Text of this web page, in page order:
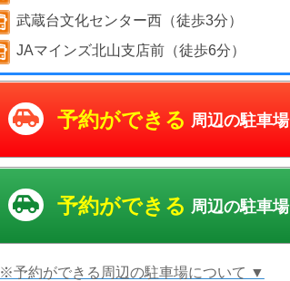
武蔵台文化センター西（徒歩3分）
JAマインズ北山支店前（徒歩6分）
予約ができる 周辺の駐車場
予約ができる 周辺の駐車場
※予約ができる周辺の駐車場について ▼